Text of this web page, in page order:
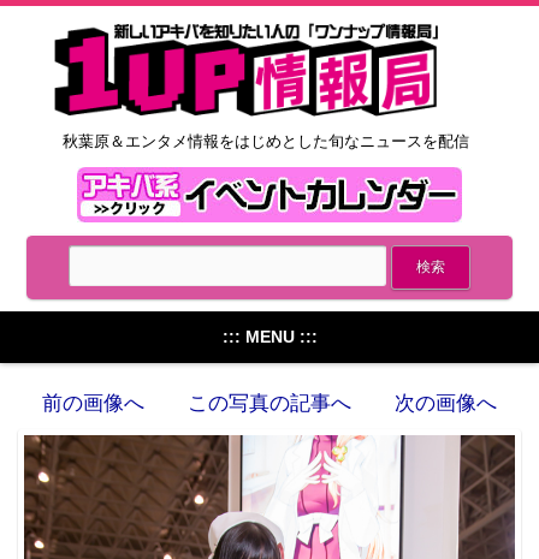
秋葉原＆エンタメ情報をはじめとした旬なニュースを配信
::: MENU :::
前の画像へ この写真の記事へ 次の画像へ